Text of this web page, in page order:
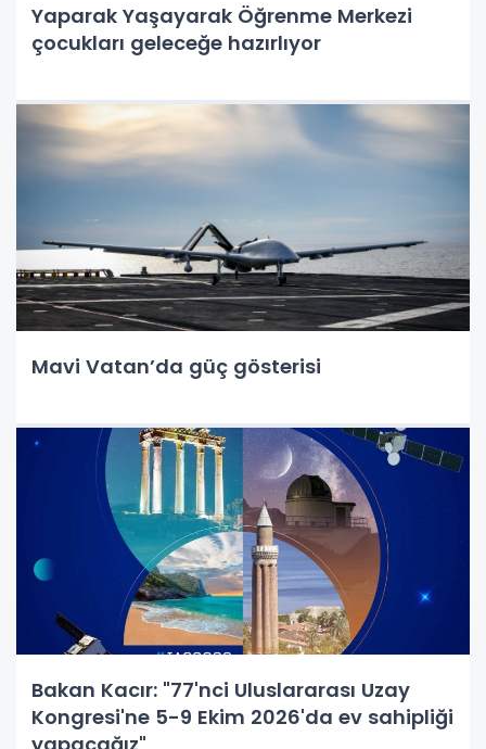
Yaparak Yaşayarak Öğrenme Merkezi
çocukları geleceğe hazırlıyor
Mavi Vatan’da güç gösterisi
Bakan Kacır: "77'nci Uluslararası Uzay
Kongresi'ne 5-9 Ekim 2026'da ev sahipliği